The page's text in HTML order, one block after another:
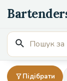
до
вмісту
Пошук
для:
Підібрати